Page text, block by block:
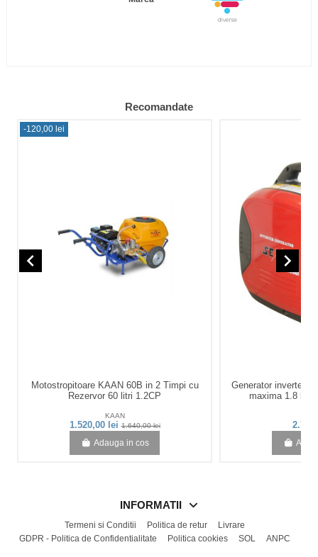
Recomandate
-120,00 lei
Motostropitoare KAAN 60B in 2 Timpi cu
Rezervor 60 litri 1.2CP
KAAN
1.520,00 lei1.640,00 lei
Adauga in cos
Generator inverter
maxima 1.8 kW
navigate_before navigate_next
INFORMATII
Termeni si Conditii Politica de retur
Livrare
GDPR - Politica de Confidentialitate
Politica cookies SOL ANPC